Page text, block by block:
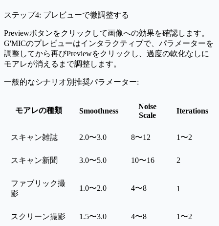
ステップ4: プレビューで微調整する
Previewボタンをクリックして画像への効果を確認します。
G'MICのプレビューはインタラクティブで、パラメーターを
調整してから再びPreviewをクリックし、過度の軟化なしに
モアレが消えるまで調整します。
一般的なシナリオ別推奨パラメーター:
モアレの種類 Smoothness
Noise
Scale
Iterations
スキャン雑誌 2.0〜3.0 8〜12 1〜2
スキャン新聞 3.0〜5.0 10〜16 2
ファブリック撮
影
1.0〜2.0 4〜8 1
スクリーン撮影 1.5〜3.0 4〜8 1〜2